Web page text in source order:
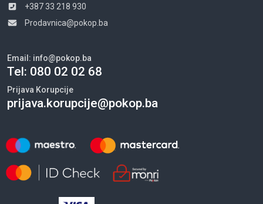
+387 33 218 930
Prodavnica@pokop.ba
Email: info@pokop.ba
Tel: 080 02 02 68
Prijava Korupcije
prijava.korupcije@pokop.ba